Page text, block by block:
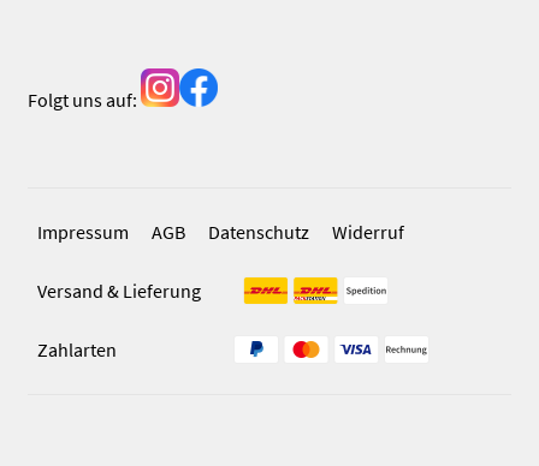
Folgt uns auf:
Impressum AGB Datenschutz Widerruf
Versand & Lieferung
Zahlarten